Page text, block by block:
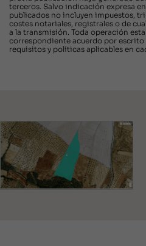
terceros. Salvo indicación expresa
publicados no incluyen impuestos,
costes notariales, registrales o de
a la transmisión. Toda operación
correspondiente acuerdo por
requisitos y políticas aplicables en